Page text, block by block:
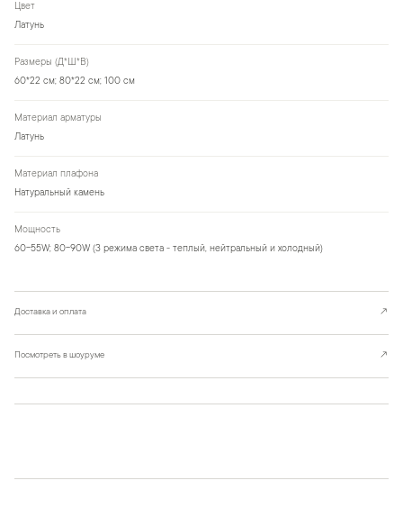
Цвет
Латунь
Размеры (Д*Ш*В)
60*22 см; 80*22 см; 100 см
Материал арматуры
Латунь
Материал плафона
Натуральный камень
Мощность
60-55W; 80-90W (3 режима света - теплый, нейтральный и холодный)
Доставка и оплата ↗
Посмотреть в шоуруме ↗